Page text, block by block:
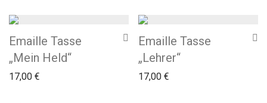
Emaille Tasse
„Mein Held“
17,00 €
Emaille Tasse
„Lehrer“
17,00 €